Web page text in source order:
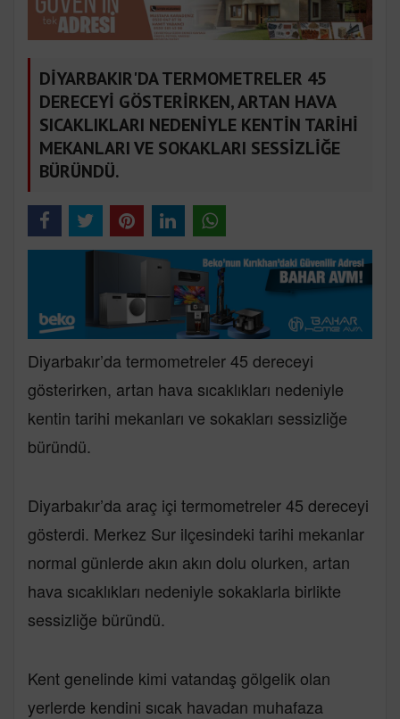
DİYARBAKIR'DA TERMOMETRELER 45
DERECEYİ GÖSTERİRKEN, ARTAN HAVA
SICAKLIKLARI NEDENİYLE KENTİN TARİHİ
MEKANLARI VE SOKAKLARI SESSİZLİĞE
BÜRÜNDÜ.
Diyarbakır’da termometreler 45 dereceyi
gösterirken, artan hava sıcaklıkları nedeniyle
kentin tarihi mekanları ve sokakları sessizliğe
büründü.
Diyarbakır’da araç içi termometreler 45 dereceyi
gösterdi. Merkez Sur ilçesindeki tarihi mekanlar
normal günlerde akın akın dolu olurken, artan
hava sıcaklıkları nedeniyle sokaklarla birlikte
sessizliğe büründü.
Kent genelinde kimi vatandaş gölgelik olan
yerlerde kendini sıcak havadan muhafaza